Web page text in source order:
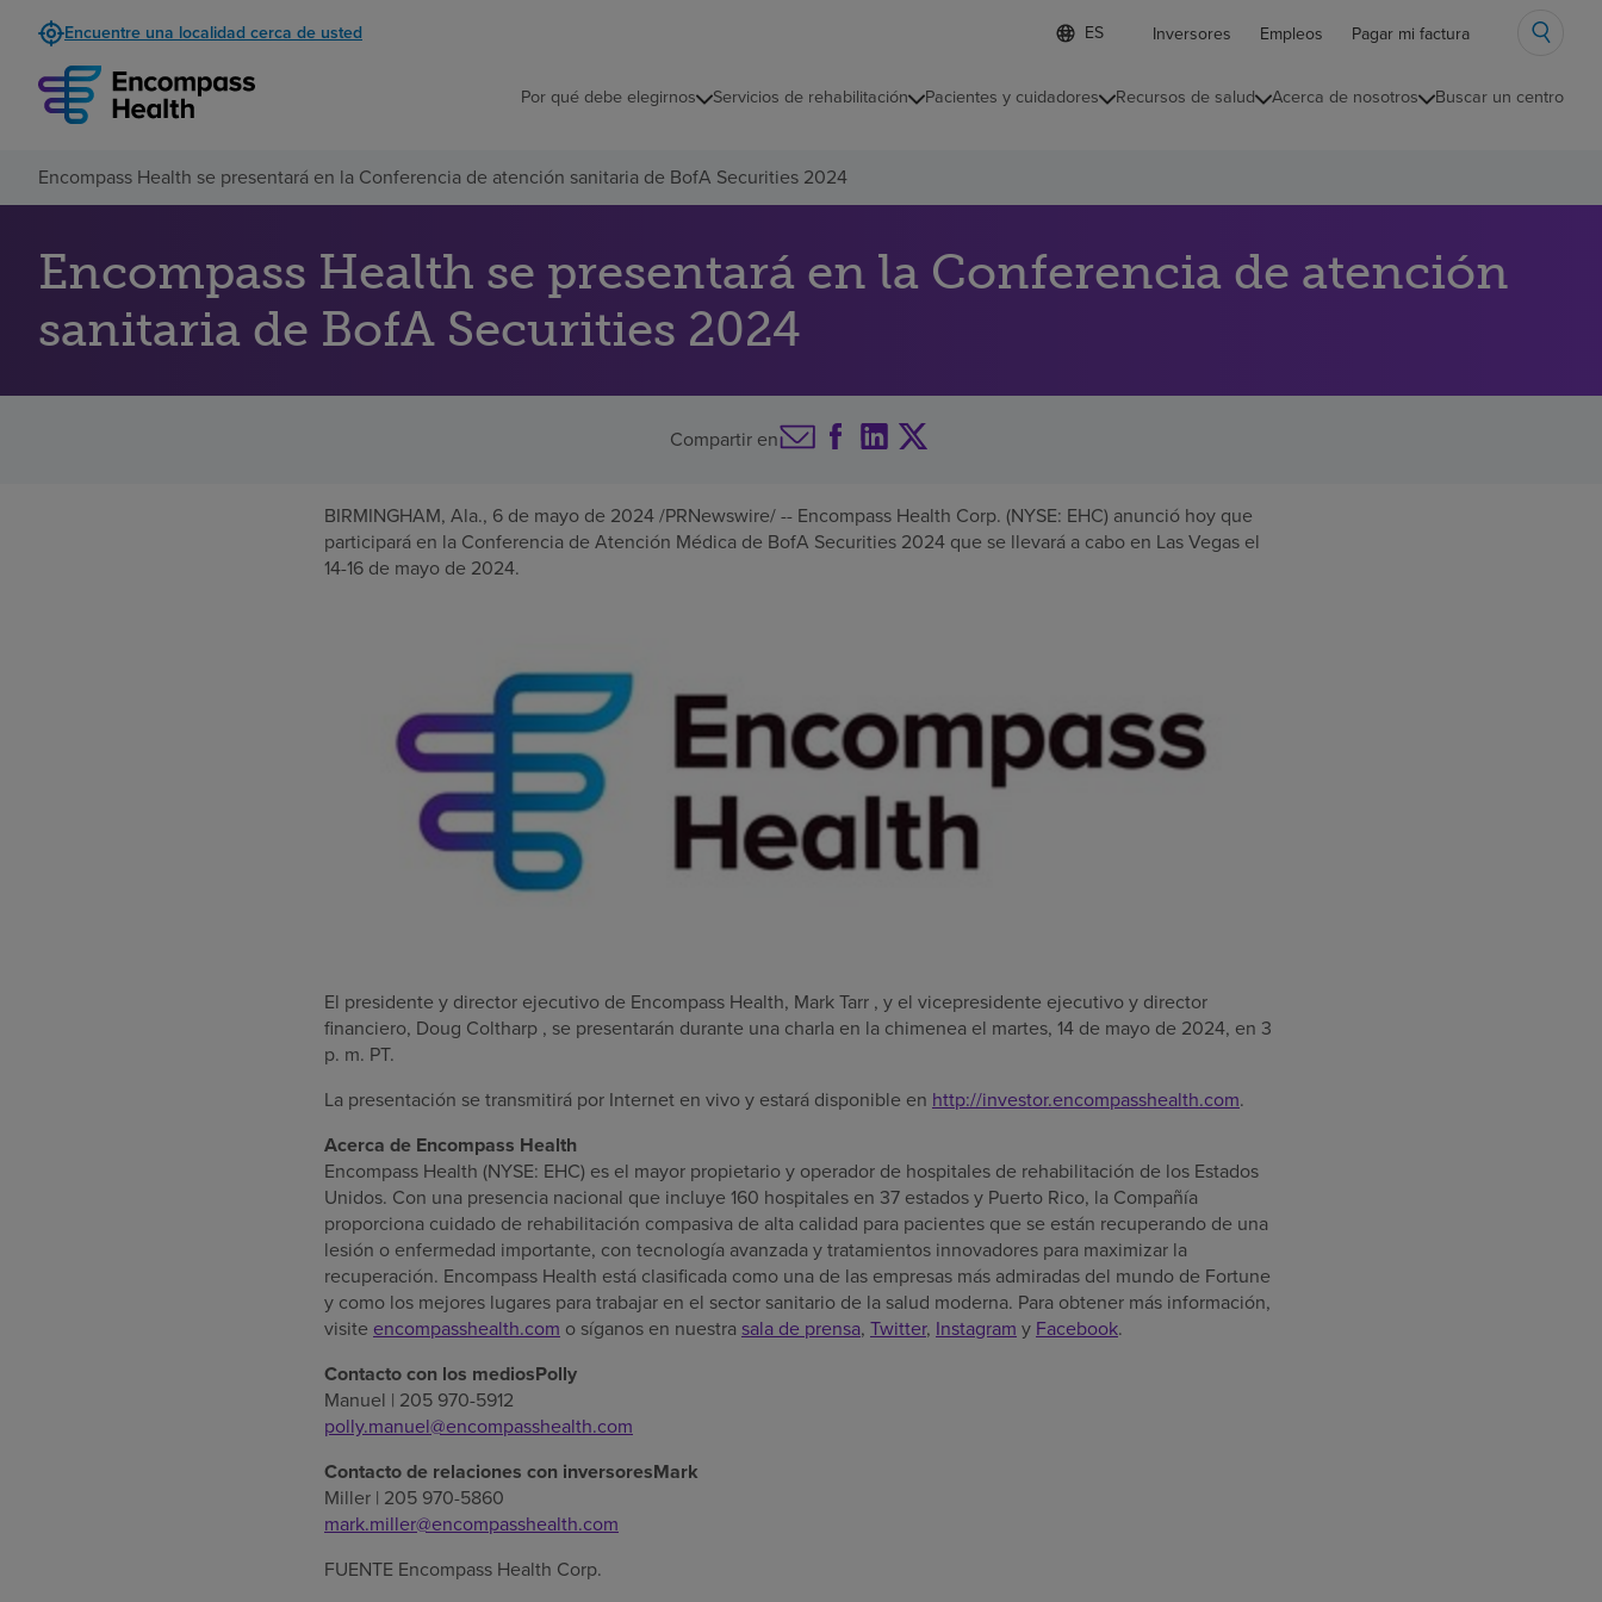
Encuentre una localidad cerca de usted
Lista
de
contraída
d
o
l
c
i
Inversores Empleos Pagar mi factura
Por qué debe elegirnos Servicios de rehabilitación Pacientes y cuidadores Recursos de salud Acerca de nosotros Buscar un centro
Encompass Health se presentará en la Conferencia de atención sanitaria de BofA Securities 2024
Encompass Health se presentará en la Conferencia de atención
sanitaria de BofA Securities 2024
Compartir en
BIRMINGHAM, Ala., 6 de mayo de 2024/PRNewswire/ -- Encompass Health Corp. (NYSE: EHC) anunció hoy que
participará en la Conferencia de Atención Médica de BofA Securities 2024 que se llevará a cabo en Las Vegas el
14-16 de mayo de 2024.
El presidente y director ejecutivo de Encompass Health, Mark Tarr , y el vicepresidente ejecutivo y director
financiero, Doug Coltharp , se presentarán durante una charla en la chimenea el martes, 14 de mayo de 2024, en 3
p. m. PT.
La presentación se transmitirá por Internet en vivo y estará disponible en http://investor.encompasshealth.com.
Acerca de Encompass Health
Encompass Health (NYSE: EHC) es el mayor propietario y operador de hospitales de rehabilitación de los Estados
Unidos. Con una presencia nacional que incluye 160 hospitales en 37 estados y Puerto Rico, la Compañía
proporciona cuidado de rehabilitación compasiva de alta calidad para pacientes que se están recuperando de una
lesión o enfermedad importante, con tecnología avanzada y tratamientos innovadores para maximizar la
recuperación. Encompass Health está clasificada como una de las empresas más admiradas del mundo de Fortune
y como los mejores lugares para trabajar en el sector sanitario de la salud moderna. Para obtener más información,
visite encompasshealth.com o síganos en nuestra sala de prensa, Twitter, Instagram y Facebook.
Contacto con los mediosPolly
Manuel | 205 970-5912
polly.manuel@encompasshealth.com
Contacto de relaciones con inversoresMark
Miller | 205 970-5860
mark.miller@encompasshealth.com
FUENTE Encompass Health Corp.